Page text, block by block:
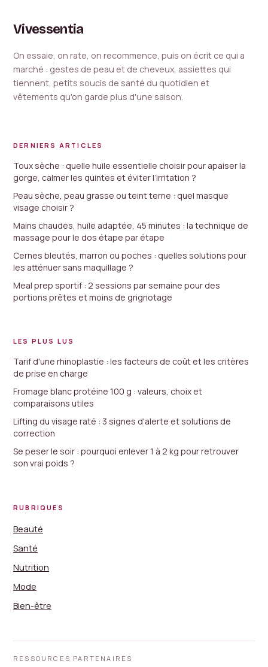
Vivessentia
On essaie, on rate, on recommence, puis on écrit ce qui a
marché : gestes de peau et de cheveux, assiettes qui
tiennent, petits soucis de santé du quotidien et
vêtements qu'on garde plus d'une saison.
DERNIERS ARTICLES
Toux sèche : quelle huile essentielle choisir pour apaiser la
gorge, calmer les quintes et éviter l’irritation ?
Peau sèche, peau grasse ou teint terne : quel masque
visage choisir ?
Mains chaudes, huile adaptée, 45 minutes : la technique de
massage pour le dos étape par étape
Cernes bleutés, marron ou poches : quelles solutions pour
les atténuer sans maquillage ?
Meal prep sportif : 2 sessions par semaine pour des
portions prêtes et moins de grignotage
LES PLUS LUS
Tarif d'une rhinoplastie : les facteurs de coût et les critères
de prise en charge
Fromage blanc protéine 100 g : valeurs, choix et
comparaisons utiles
Lifting du visage raté : 3 signes d'alerte et solutions de
correction
Se peser le soir : pourquoi enlever 1 à 2 kg pour retrouver
son vrai poids ?
RUBRIQUES
Beauté
Santé
Nutrition
Mode
Bien-être
RESSOURCES PARTENAIRES